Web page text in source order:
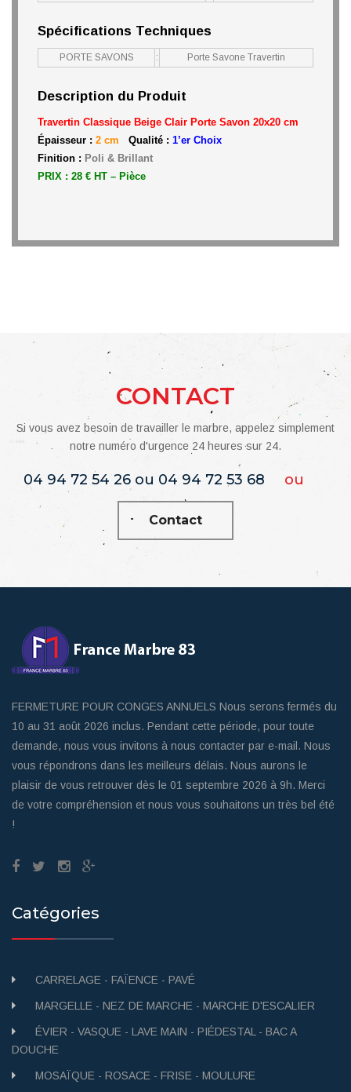
Spécifications Techniques
PORTE SAVONS : Porte Savone Travertin
Description du Produit
Travertin Classique Beige Clair Porte Savon 20x20 cm
Épaisseur : 2 cm Qualité : 1’er Choix
Finition : Poli & Brillant
PRIX : 28 € HT – Pièce
CONTACT
Si vous avez besoin de travailler le marbre, appelez simplement
notre numéro d'urgence 24 heures sur 24.
04 94 72 54 26 ou 04 94 72 53 68 ou
Contact
FERMETURE POUR CONGES ANNUELS Nous serons fermés du
10 au 31 août 2026 inclus. Pendant cette période, pour toute
demande, nous vous invitons à nous contacter par e-mail. Nous
vous répondrons dans les meilleurs délais. Nous aurons le
plaisir de vous retrouver dès le 01 septembre 2026 à 9h. Merci
de votre compréhension et nous vous souhaitons un très bel été
!
Catégories
CARRELAGE - FAÏENCE - PAVÉ
MARGELLE - NEZ DE MARCHE - MARCHE D'ESCALIER
ÉVIER - VASQUE - LAVE MAIN - PIÉDESTAL - BAC A
DOUCHE
MOSAÏQUE - ROSACE - FRISE - MOULURE